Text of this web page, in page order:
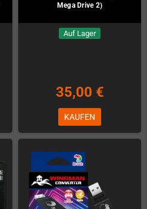
Mega Drive 2)
Auf Lager
35,00 €
KAUFEN